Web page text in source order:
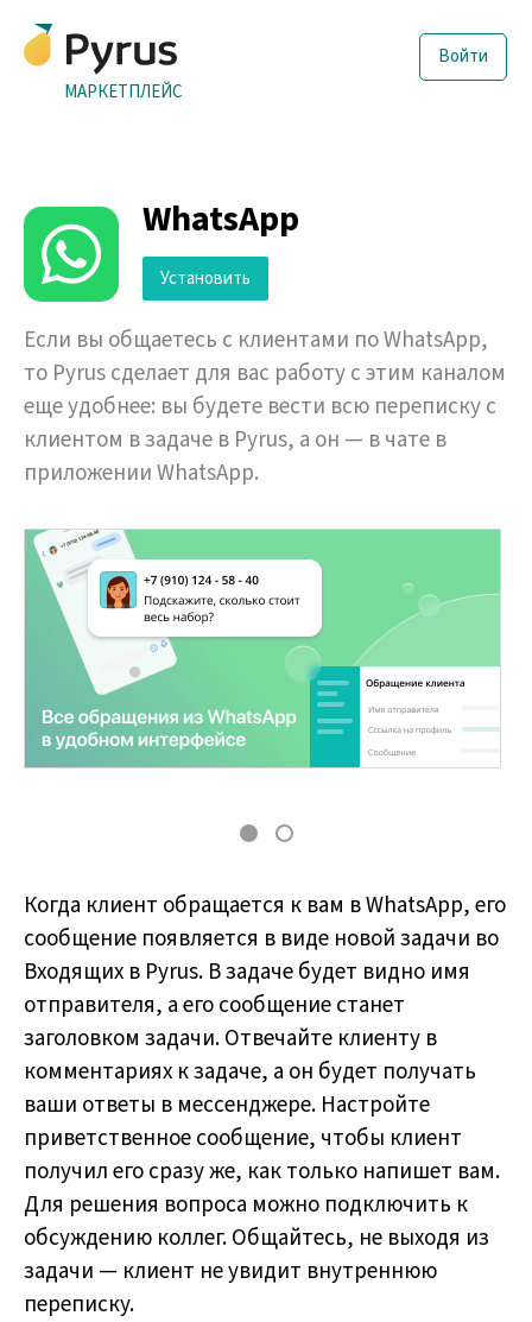
МАРКЕТПЛЕЙС
Войти
WhatsApp
Установить
Если вы общаетесь с клиентами по WhatsApp,
то Pyrus сделает для вас работу с этим каналом
еще удобнее: вы будете вести всю переписку с
клиентом в задаче в Pyrus, а он — в чате в
приложении WhatsApp.
Когда клиент обращается к вам в WhatsApp, его
сообщение появляется в виде новой задачи во
Входящих в Pyrus. В задаче будет видно имя
отправителя, а его сообщение станет
заголовком задачи. Отвечайте клиенту в
комментариях к задаче, а он будет получать
ваши ответы в мессенджере. Настройте
приветственное сообщение, чтобы клиент
получил его сразу же, как только напишет вам.
Для решения вопроса можно подключить к
обсуждению коллег. Общайтесь, не выходя из
задачи — клиент не увидит внутреннюю
переписку.